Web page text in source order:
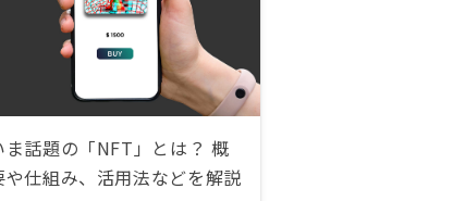
ま話題の「NFT」とは？ 概
や仕組み、活用法などを解説